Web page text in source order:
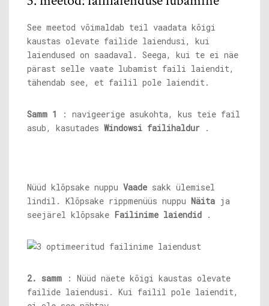
See meetod võimaldab teil vaadata kõigi
kaustas olevate failide laiendusi, kui
laiendused on saadaval. Seega, kui te ei näe
pärast selle vaate lubamist faili laiendit,
tähendab see, et failil pole laiendit.
Samm 1
: navigeerige asukohta, kus teie fail
asub, kasutades Windowsi failihaldur .
Nüüd klõpsake nuppu Vaade sakk ülemisel
lindil. Klõpsake rippmenüüs nuppu Näita ja
seejärel klõpsake Failinime laiendid .
2. samm : Nüüd näete kõigi kaustas olevate
failide laiendusi. Kui failil pole laiendit,